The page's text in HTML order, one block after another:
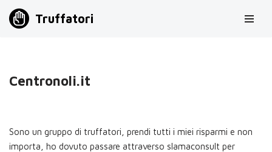
Truffatori
Centronoli.it
Sono un gruppo di truffatori, prendi tutti i miei risparmi e non
importa, ho dovuto passare attraverso slamaconsult per